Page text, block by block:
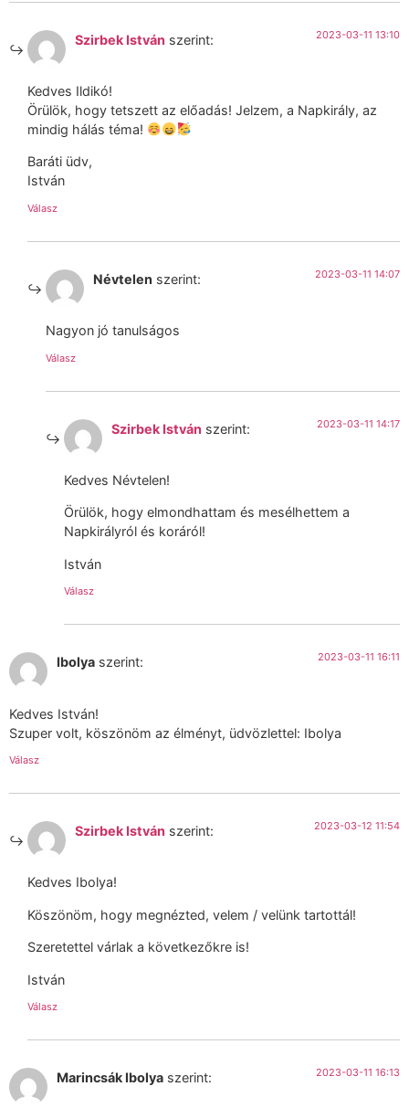
Szirbek István szerint: 2023-03-11 13:10
Kedves Ildikó!
Örülök, hogy tetszett az előadás! Jelzem, a Napkirály, az
mindig hálás téma!
Baráti üdv,
István
Válasz
Névtelen szerint: 2023-03-11 14:07
Nagyon jó tanulságos
Válasz
Szirbek István szerint: 2023-03-11 14:17
Kedves Névtelen!
Örülök, hogy elmondhattam és mesélhettem a
Napkirályról és koráról!
István
Válasz
Ibolya szerint: 2023-03-11 16:11
Kedves István!
Szuper volt, köszönöm az élményt, üdvözlettel: Ibolya
Válasz
Szirbek István szerint: 2023-03-12 11:54
Kedves Ibolya!
Köszönöm, hogy megnézted, velem / velünk tartottál!
Szeretettel várlak a következőkre is!
István
Válasz
Marincsák Ibolya szerint: 2023-03-11 16:13